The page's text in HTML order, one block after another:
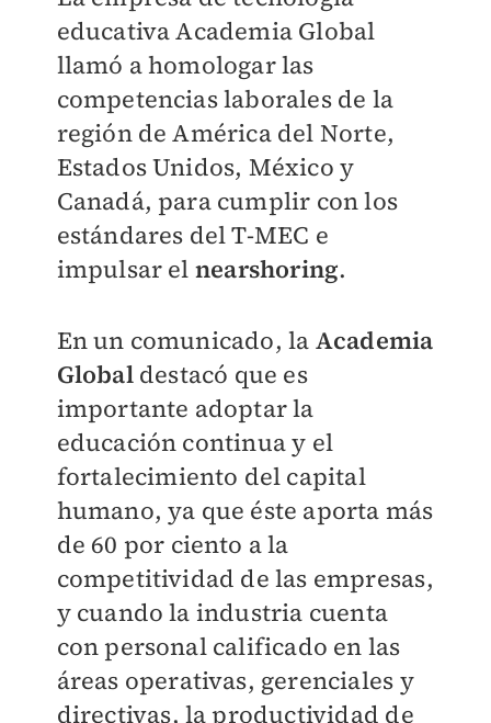
educativa Academia Global
llamó a homologar las
competencias laborales de la
región de América del Norte,
Estados Unidos, México y
Canadá, para cumplir con los
estándares del T-MEC e
impulsar el nearshoring.
En un comunicado, la Academia
Global destacó que es
importante adoptar la
educación continua y el
fortalecimiento del capital
humano, ya que éste aporta más
de 60 por ciento a la
competitividad de las empresas,
y cuando la industria cuenta
con personal calificado en las
áreas operativas, gerenciales y
directivas, la productividad de